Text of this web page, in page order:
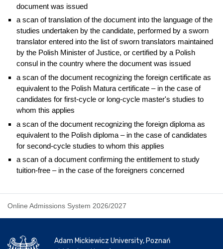
document was issued
a scan of translation of the document into the language of the
studies undertaken by the candidate, performed by a sworn
translator entered into the list of sworn translators maintained
by the Polish Minister of Justice, or certified by a Polish
consul in the country where the document was issued
a scan of the document recognizing the foreign certificate as
equivalent to the Polish Matura certificate – in the case of
candidates for first-cycle or long-cycle master's studies to
whom this applies
a scan of the document recognizing the foreign diploma as
equivalent to the Polish diploma – in the case of candidates
for second-cycle studies to whom this applies
a scan of a document confirming the entitlement to study
tuition-free – in the case of the foreigners concerned
Online Admissions System 2026/2027
Adam Mickiewicz University, Poznań